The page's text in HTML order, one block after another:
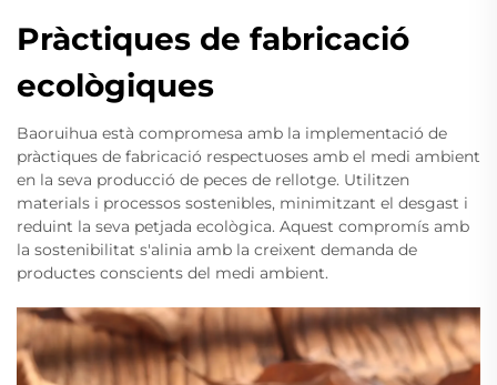
Pràctiques de fabricació
ecològiques
Baoruihua està compromesa amb la implementació de
pràctiques de fabricació respectuoses amb el medi ambient
en la seva producció de peces de rellotge. Utilitzen
materials i processos sostenibles, minimitzant el desgast i
reduint la seva petjada ecològica. Aquest compromís amb
la sostenibilitat s'alinia amb la creixent demanda de
productes conscients del medi ambient.